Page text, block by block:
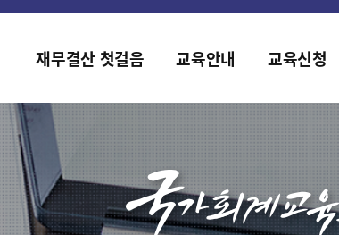
홈페이지가 새롭게 개편되었습니다.
재무결산 첫걸음 교육안내 교육신청